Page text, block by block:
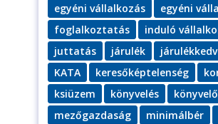
egyéni vállalkozás
egyéni
foglalkoztatás
induló
juttatás
járulék
KATA
keresőképtelenség
ksiüzem
könyvelés
mezőgazdaság
minimálbér